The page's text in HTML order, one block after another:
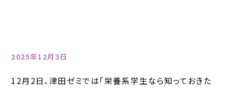
2025年12月3日
12月2日、津田ゼミでは「栄養系学生なら知っておきた